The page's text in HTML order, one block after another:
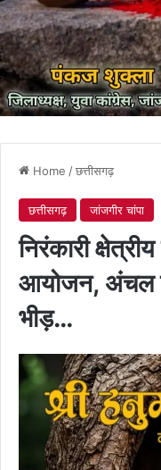
Home /छत्तीसगढ़
छत्तीसगढ़ जांजगीर चांपा
निरंकारी
आयोजन, अंचल
भीड़…